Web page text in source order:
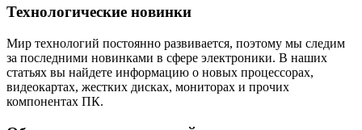
Технологические новинки
Мир технологий постоянно развивается, поэтому мы следим
за последними новинками в сфере электроники. В наших
статьях вы найдете информацию о новых процессорах,
видеокартах, жестких дисках, мониторах и прочих
компонентах ПК.